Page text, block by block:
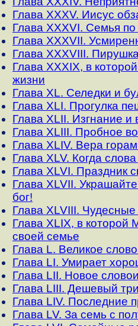
Глава XXXV. Иисус
Глава XXXVI. Семья
Глава XXXVII.
Глава XXXVIII.
Глава XXXIX, в
жизни
Глава XL. Селедки и
Глава ХLI. Прогулка
Глава ХLII. Изгнание
Глава XLIII. Пробное
Глава ХLIV. Вера
Глава ХLV. Когда
Глава ХLVI. Праздник
Глава ХLVII.
бог!
Глава ХLVIII.
Глава ХLIX, в которой
своей семье
Глава L. Великое
Глава LI. Умирает
Глава LII. Новое
Глава LIII. Дешевый
Глава LIV. Последние
Глава LV. За семь с